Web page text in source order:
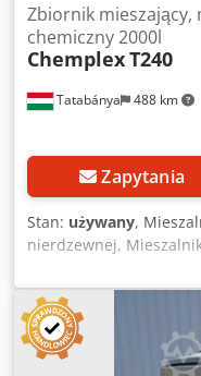
Tatabánya 488 km
Zbiornik mieszający,
chemiczny 2000l
ChemplexT240
Zapytania
Stan: używany,
nierdzewnej,
używana Producent:
elektryczne:
System ważący: MS-
udźwig 3 500 kg
Pojemność: 2 000 l